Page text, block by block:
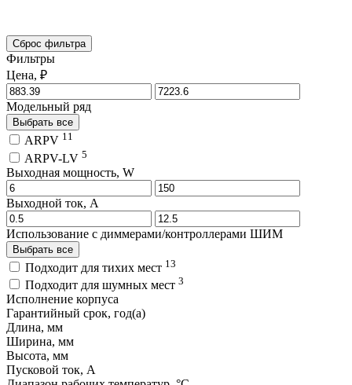
Сброс фильтра
Фильтры
Цена, ₽
Модельный ряд
Выбрать все
ARPV 11
ARPV-LV 5
Выходная мощность, W
Выходной ток, A
Использование с диммерами/контроллерами ШИМ
Выбрать все
Подходит для тихих мест 13
Подходит для шумных мест 3
Исполнение корпуса
Гарантийный срок, год(а)
Длина, мм
Ширина, мм
Высота, мм
Пусковой ток, A